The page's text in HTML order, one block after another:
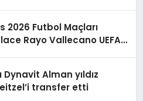
2026 Futbol Maçları
Rayo Vallecano UEFA
Dynavit Alman yıldız
transfer etti